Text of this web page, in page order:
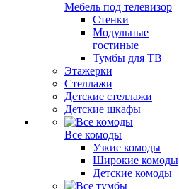
Мебель под телевизор
Стенки
Модульные
гостиные
Тумбы для ТВ
Этажерки
Стеллажи
Детские стеллажи
Детские шкафы
Все комоды
Узкие комоды
Широкие комоды
Детские комоды